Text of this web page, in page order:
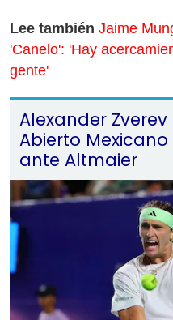
Lee también Jaime
'Canelo': 'Hay
gente'
Alexander
Abierto
ante Altmaier